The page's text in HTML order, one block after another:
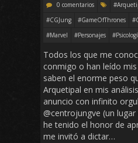
0 comentarios
#CGJung
#GameOfThrones
#Marvel
#Personajes
Todos los que me
conmigo o han leído
saben el enorme peso
Arquetipal en mis
anuncio con infinito
@centrojungve (un
he tenido el honor de
me invitó a dictar…